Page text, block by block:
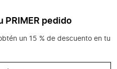
PRIMER pedido
un 15 % de descuento en tu